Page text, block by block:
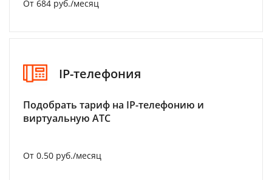
От 684 руб./месяц
IP-телефония
Подобрать тариф на IP-телефонию и
виртуальную АТС
От 0.50 руб./месяц